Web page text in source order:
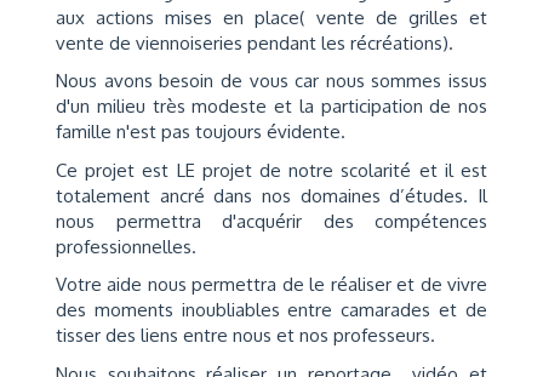
aux actions mises en place( vente de grilles et
vente de viennoiseries pendant les récréations).
Nous avons besoin de vous car nous sommes issus
d'un milieu très modeste et la participation de nos
famille n'est pas toujours évidente.
Ce projet est LE projet de notre scolarité et il est
totalement ancré dans nos domaines d’études. Il
nous permettra d'acquérir des compétences
professionnelles.
Votre aide nous permettra de le réaliser et de vivre
des moments inoubliables entre camarades et de
tisser des liens entre nous et nos professeurs.